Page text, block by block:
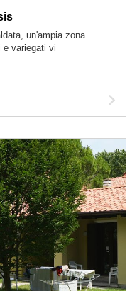
un'ampia zona
e variegati vi